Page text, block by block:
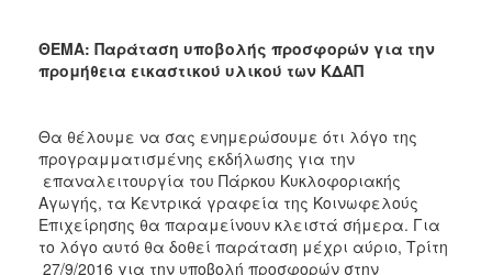
ΘΕΜΑ: Παράταση υποβολής προσφορών για την
προμήθεια εικαστικού υλικού των ΚΔΑΠ
Θα θέλουμε να σας ενημερώσουμε ότι λόγο της
προγραμματισμένης εκδήλωσης για την
επαναλειτουργία του Πάρκου Κυκλοφοριακής
Αγωγής, τα Κεντρικά γραφεία της Κοινωφελούς
Επιχείρησης θα παραμείνουν κλειστά σήμερα. Για
το λόγο αυτό θα δοθεί παράταση μέχρι αύριο, Τρίτη
27/9/2016 για την υποβολή προσφορών στην